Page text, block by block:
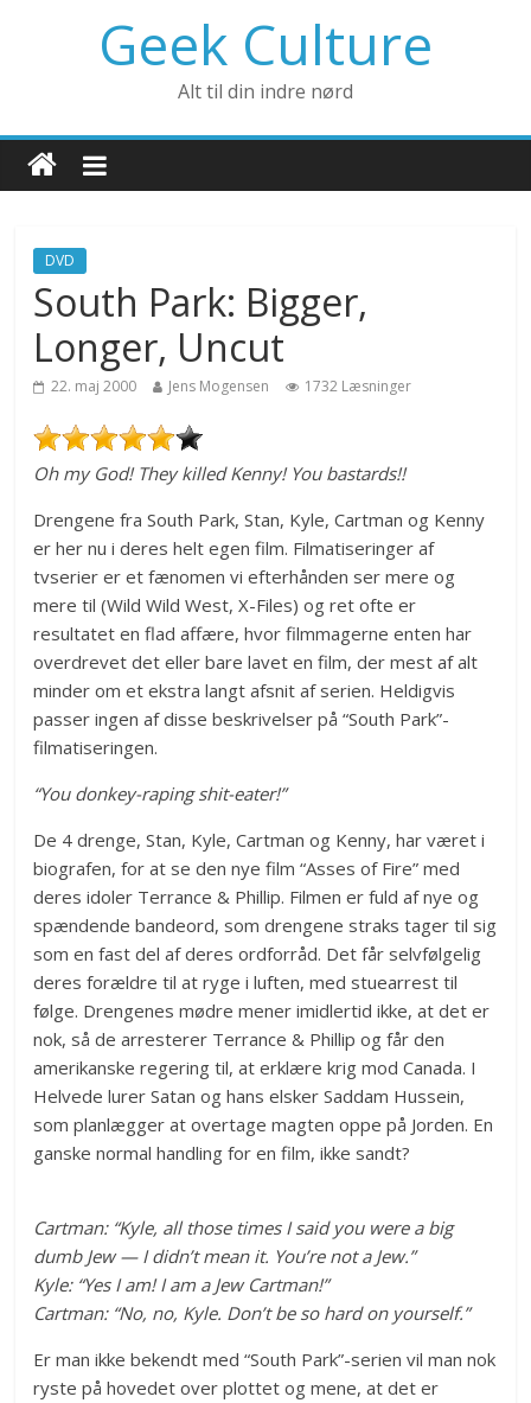
Geek Culture
Alt til din indre nørd
DVD
South Park: Bigger,
Longer, Uncut
22. maj 2000 Jens Mogensen 1732 Læsninger
Oh my God! They killed Kenny! You bastards!!
Drengene fra South Park, Stan, Kyle, Cartman og Kenny
er her nu i deres helt egen film. Filmatiseringer af
tvserier er et fænomen vi efterhånden ser mere og
mere til (Wild Wild West, X-Files) og ret ofte er
resultatet en flad affære, hvor filmmagerne enten har
overdrevet det eller bare lavet en film, der mest af alt
minder om et ekstra langt afsnit af serien. Heldigvis
passer ingen af disse beskrivelser på “South Park”-
filmatiseringen.
“You donkey-raping shit-eater!”
De 4 drenge, Stan, Kyle, Cartman og Kenny, har været i
biografen, for at se den nye film “Asses of Fire” med
deres idoler Terrance & Phillip. Filmen er fuld af nye og
spændende bandeord, som drengene straks tager til sig
som en fast del af deres ordforråd. Det får selvfølgelig
deres forældre til at ryge i luften, med stuearrest til
følge. Drengenes mødre mener imidlertid ikke, at det er
nok, så de arresterer Terrance & Phillip og får den
amerikanske regering til, at erklære krig mod Canada. I
Helvede lurer Satan og hans elsker Saddam Hussein,
som planlægger at overtage magten oppe på Jorden. En
ganske normal handling for en film, ikke sandt?
Cartman: “Kyle, all those times I said you were a big
dumb Jew — I didn’t mean it. You’re not a Jew.”
Kyle: “Yes I am! I am a Jew Cartman!”
Cartman: “No, no, Kyle. Don’t be so hard on yourself.”
Er man ikke bekendt med “South Park”-serien vil man nok
ryste på hovedet over plottet og mene, at det er